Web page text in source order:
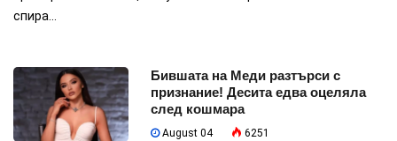
спира...
Бившата на Меди разтърси с
признание! Десита едва оцеляла
след кошмара
August 04 6251